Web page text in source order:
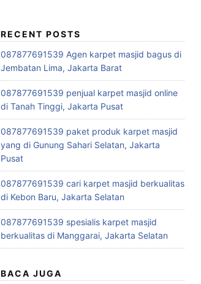
RECENT POSTS
087877691539 Agen karpet masjid bagus di
Jembatan Lima, Jakarta Barat
087877691539 penjual karpet masjid online
di Tanah Tinggi, Jakarta Pusat
087877691539 paket produk karpet masjid
yang di Gunung Sahari Selatan, Jakarta
Pusat
087877691539 cari karpet masjid berkualitas
di Kebon Baru, Jakarta Selatan
087877691539 spesialis karpet masjid
berkualitas di Manggarai, Jakarta Selatan
BACA JUGA